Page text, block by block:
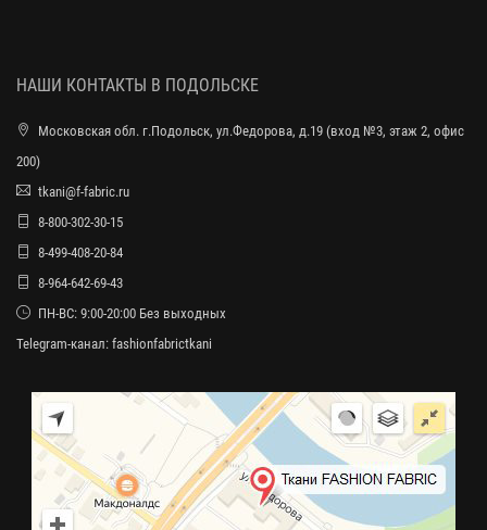
НАШИ КОНТАКТЫ В ПОДОЛЬСКЕ
Московская обл. г.Подольск, ул.Федорова, д.19 (вход №3, этаж 2, офис
200)
tkani@f-fabric.ru
8-800-302-30-15
8-499-408-20-84
8-964-642-69-43
ПН-ВС: 9:00-20:00 Без выходных
Telegram-канал: fashionfabrictkani